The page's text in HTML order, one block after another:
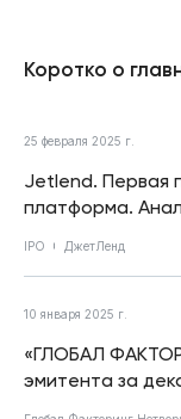
Коротко о
25 февраля 2025 г.
Jetlend. Первая
платформа.
IPO ДжетЛенд
10 января 2025 г.
«ГЛОБАЛ
эмитента за